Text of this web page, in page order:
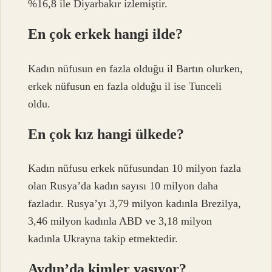
%16,8 ile Diyarbakır izlemiştir.
En çok erkek hangi ilde?
Kadın nüfusun en fazla olduğu il Bartın olurken,
erkek nüfusun en fazla olduğu il ise Tunceli
oldu.
En çok kız hangi ülkede?
Kadın nüfusu erkek nüfusundan 10 milyon fazla
olan Rusya’da kadın sayısı 10 milyon daha
fazladır. Rusya’yı 3,79 milyon kadınla Brezilya,
3,46 milyon kadınla ABD ve 3,18 milyon
kadınla Ukrayna takip etmektedir.